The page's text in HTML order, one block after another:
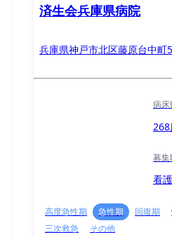
済生会兵庫県病院
兵庫県神戸市北区藤原台中町
病床
募集
看
高度急性期 急性期 回復期
三次救急
その他